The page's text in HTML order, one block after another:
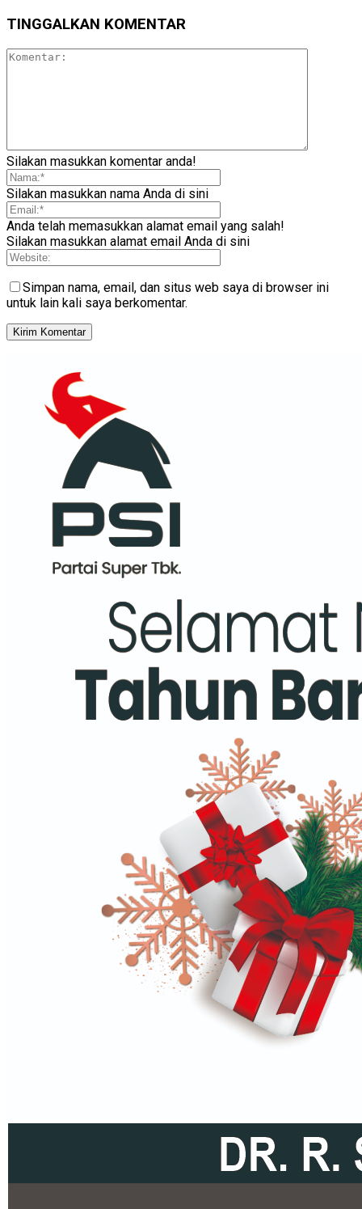
TINGGALKAN KOMENTAR
Silakan masukkan komentar anda!
Silakan masukkan nama Anda di sini
Anda telah memasukkan alamat email yang salah!
Silakan masukkan alamat email Anda di sini
Simpan nama, email, dan situs web saya di browser ini
untuk lain kali saya berkomentar.